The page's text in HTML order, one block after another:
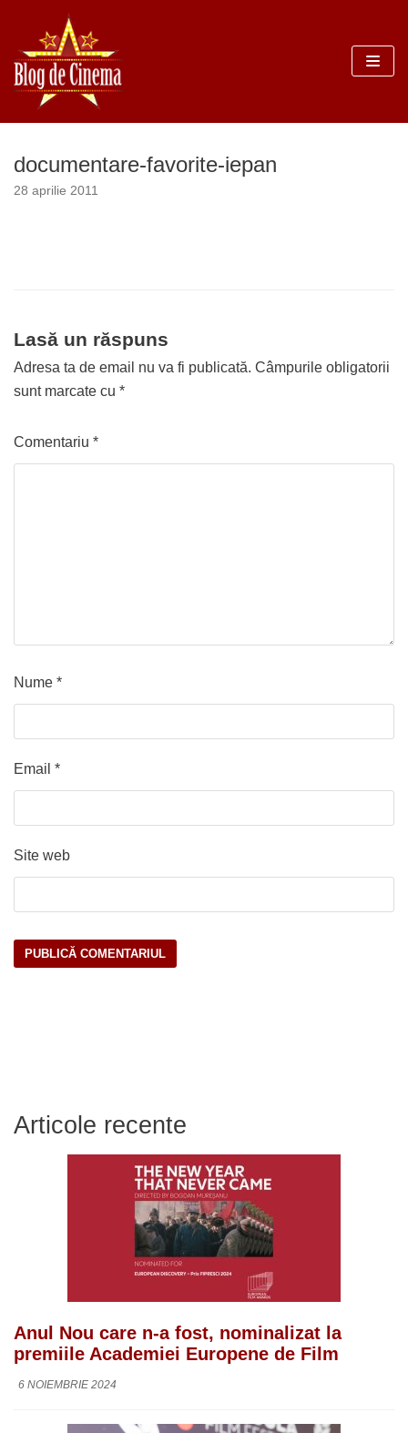
Sari
la
conținut
documentare-favorite-iepan
28 aprilie 2011
Lasă un răspuns
Adresa ta de email nu va fi publicată. Câmpurile obligatorii
sunt marcate cu *
Comentariu *
Nume *
Email *
Site web
Articole recente
Anul Nou care n-a fost, nominalizat la
premiile Academiei Europene de Film
6 NOIEMBRIE 2024